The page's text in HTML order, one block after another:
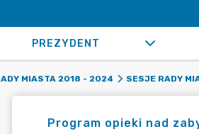
PREZYDENT
MIASTA 2018 - 2024 SESJE RADY
Program opieki nad